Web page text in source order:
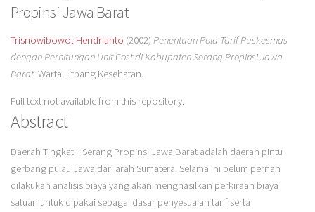
Propinsi Jawa Barat
Trisnowibowo, Hendrianto (2002) Penentuan Pola Tarif Puskesmas
dengan Perhitungan Unit Cost di Kabupaten Serang Propinsi Jawa
Barat. Warta Litbang Kesehatan.
Full text not available from this repository.
Abstract
Daerah Tingkat II Serang Propinsi Jawa Barat adalah daerah pintu
gerbang pulau Jawa dari arah Sumatera. Selama ini belum pernah
dilakukan analisis biaya yang akan menghasilkan perkiraan biaya
satuan untuk dipakai sebagai dasar penyesuaian tarif serta